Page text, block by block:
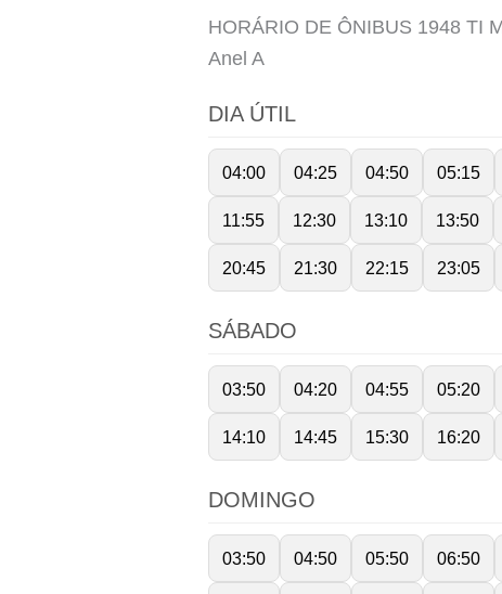
HORÁRIO DE ÔNIBUS 1948 TI
Anel A
DIA ÚTIL
04:00 04:25 04:50 05:15
11:55 12:30 13:10 13:50
20:45 21:30 22:15 23:05
SÁBADO
03:50 04:20 04:55 05:20
14:10 14:45 15:30 16:20
DOMINGO
03:50 04:50 05:50 06:50